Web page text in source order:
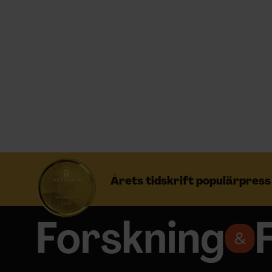
Årets tidskrift populärpress
NYHETSBREV
ÄMNEN
ARKIV & E-TIDNING
LYSSNA/PODD